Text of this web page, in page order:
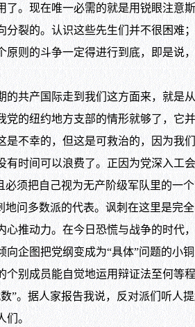
。现在唯一必需的就是用锐眼注意
裂的。认识这些先生们并不很困难
则的斗争一定得进行到底，即是说
产国际走到我们这方面来，就是
的纽约地方支部的情形就够了，它
不幸的，但这是可救治的，因为我
时间可以浪费了。正因为党深入工
须把自己视为无产阶级军队里的一个
多数派的代表。讽刺在这里是完
推动力。在今日恐慌与战争的时
企图把党纲变成为“具体”问题的小
别成员能自觉地运用辩证法至何等
”。据人家报告我说，反对派们听人
。